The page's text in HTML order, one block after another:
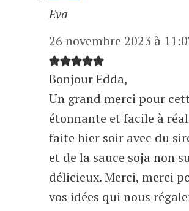
Eva
26 novembre 2023 à
Bonjour Edda,
Un grand merci pour
étonnante et facile à
faite hier soir avec du
et de la sauce soja non
délicieux. Merci, merci
vos idées qui nous